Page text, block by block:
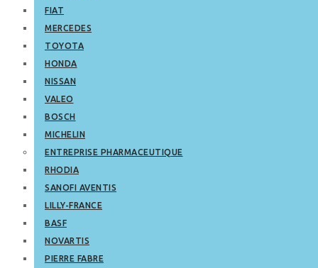
FIAT
MERCEDES
TOYOTA
HONDA
NISSAN
VALEO
BOSCH
MICHELIN
ENTREPRISE PHARMACEUTIQUE
RHODIA
SANOFI AVENTIS
LILLY-FRANCE
BASF
NOVARTIS
PIERRE FABRE